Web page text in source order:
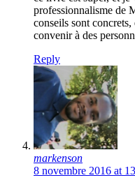
professionnalisme de
conseils sont
convenir à des
Reply
markenson
8 novembre 2016 at